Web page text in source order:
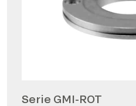
Serie GMI-ROT